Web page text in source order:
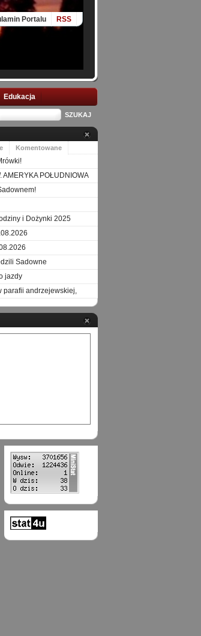
Portalu RSS
Edukacja
Komentowane
AMERYKA POŁUDNIOWA
i Dożynki 2025
Sadowne
jazdy
parafii andrzejewskiej,